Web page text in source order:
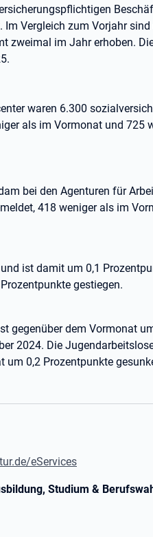
Vergleich zum Vorjahr sind
zweimal im Jahr erhoben.
waren 6.300
als im Vormonat und 725
bei den Agenturen für
418 weniger als im
ist damit um 0,1
gestiegen.
gegenüber dem Vormonat
2024. Die
0,2 Prozentpunkte
eServices
Studium &